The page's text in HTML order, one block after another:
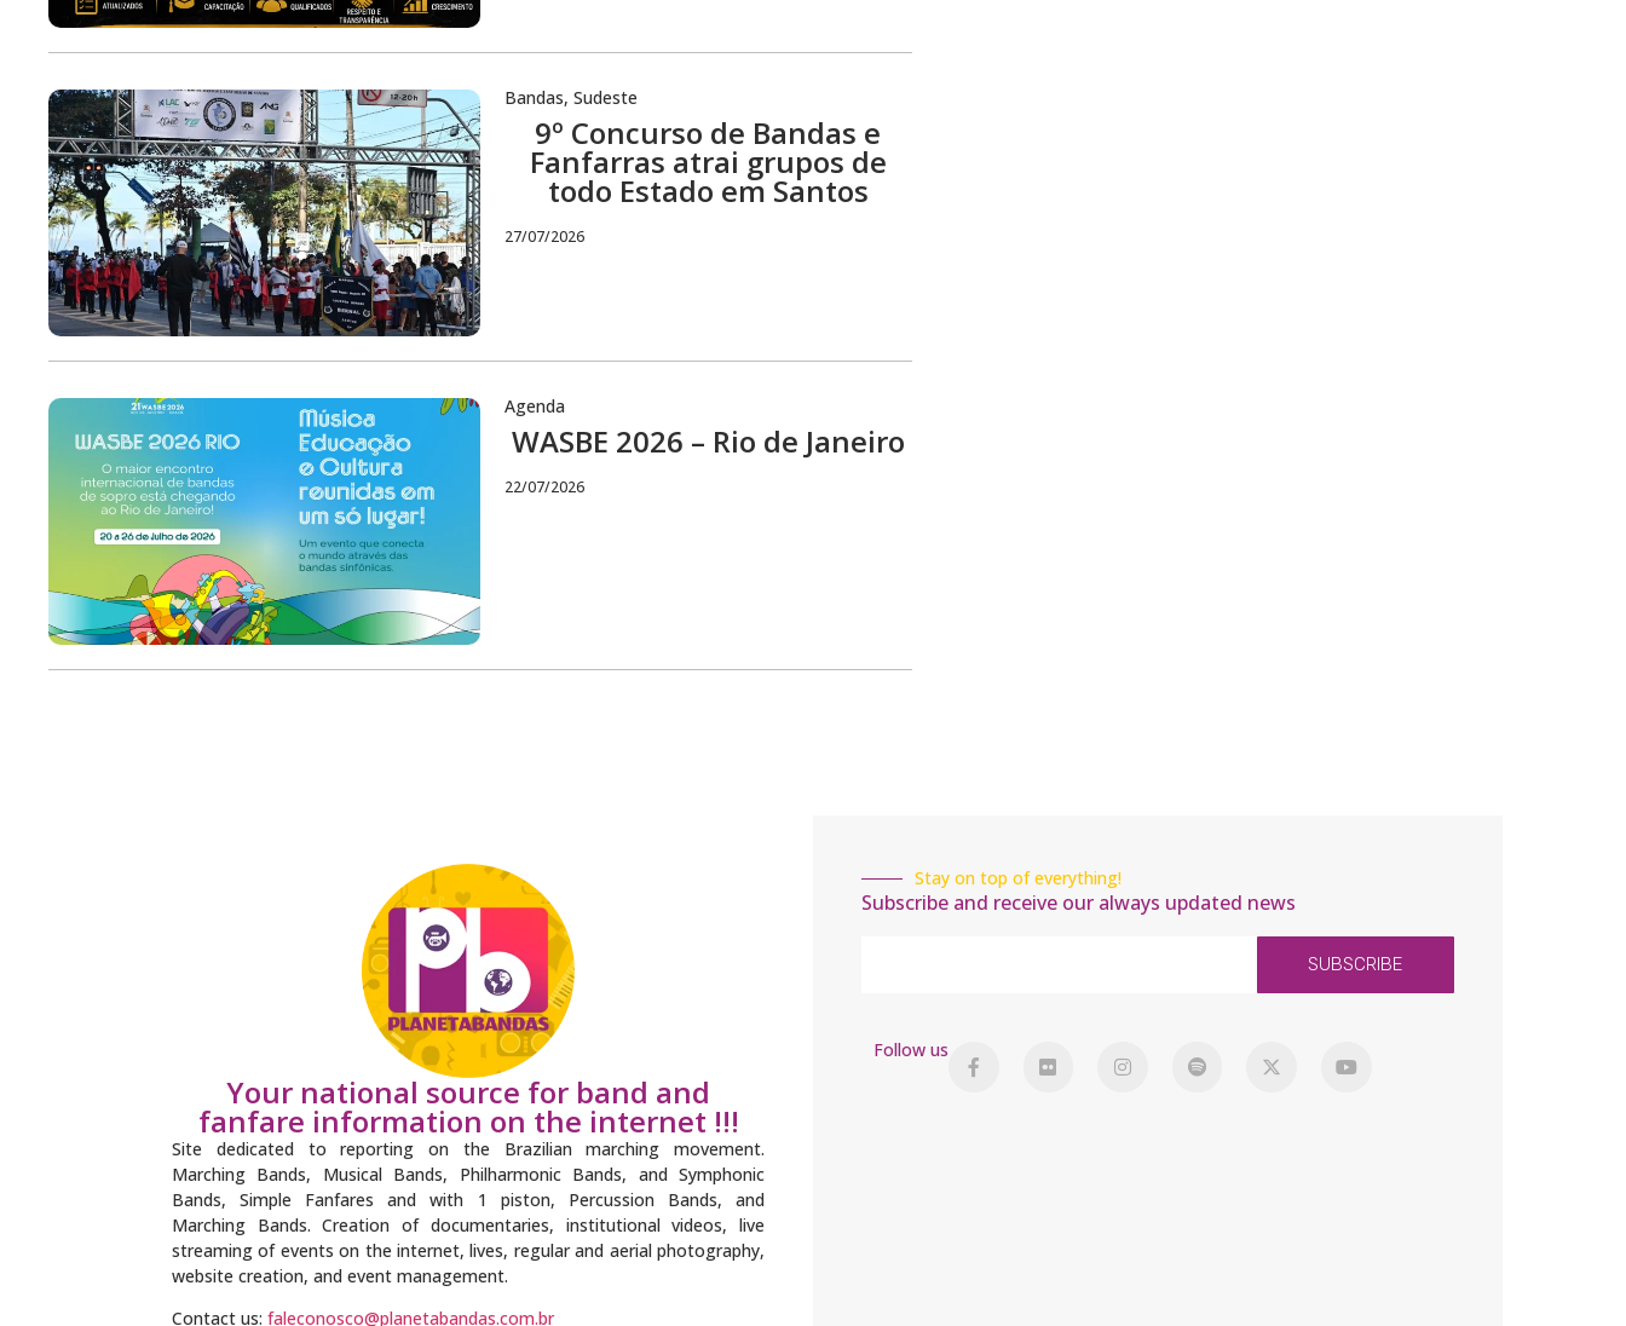
Bandas, Sudeste
9º Concurso de Bandas e
Fanfarras atrai grupos de
todo Estado em Santos
27/07/2026
Agenda
WASBE 2026 – Rio de Janeiro
22/07/2026
Your national source for band and
fanfare information on the internet !!!
Site dedicated to reporting on the Brazilian marching movement.
Marching Bands, Musical Bands, Philharmonic Bands, and Symphonic
Bands, Simple Fanfares and with 1 piston, Percussion Bands, and
Marching Bands. Creation of documentaries, institutional videos, live
streaming of events on the internet, lives, regular and aerial photography,
website creation, and event management.
Contact us: faleconosco@planetabandas.com.br
Stay on top of everything!
Subscribe and receive our always updated news
SUBSCRIBE
Follow us